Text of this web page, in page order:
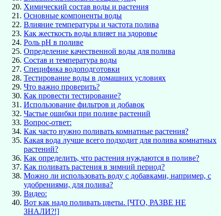
Химический состав воды и растения
Основные компоненты воды
Влияние температуры и частота полива
Как жесткость воды влияет на здоровье
Роль pH в поливе
Определение качественной воды для полива
Состав и температура воды
Специфика водоподготовки
Тестирование воды в домашних условиях
Что важно проверить?
Как провести тестирование?
Использование фильтров и добавок
Частые ошибки при поливе растений
Вопрос-ответ:
Как часто нужно поливать комнатные растения?
Какая вода лучше всего подходит для полива комнатных
растений?
Как определить, что растения нуждаются в поливе?
Как поливать растения в зимний период?
Можно ли использовать воду с добавками, например, с
удобрениями, для полива?
Видео:
Вот как надо поливать цветы. [ЧТО, РАЗВЕ НЕ
ЗНАЛИ?!]